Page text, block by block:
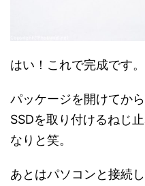
はい！これで完成です。
パッケージを開けてか
SSDを取り付けるねじ
なりと笑。
あとはパソコンと接続